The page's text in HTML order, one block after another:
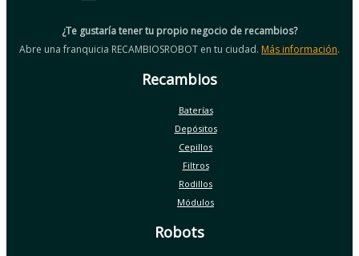
¿Te gustaría tener tu propio negocio de recambios?
Abre una franquicia RECAMBIOSROBOT en tu ciudad. Más información.
Recambios
Baterías
Depósitos
Cepillos
Filtros
Rodillos
Módulos
Robots